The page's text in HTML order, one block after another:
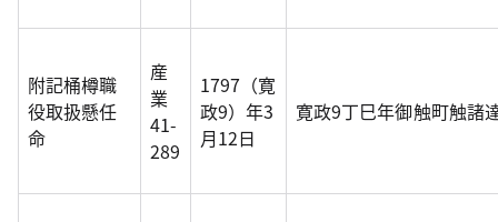
附記桶樽職
役取扱懸任
命
産
業
41-
289
1797（寛
政9）年3
月12日
寛政9丁巳年御触町触諸